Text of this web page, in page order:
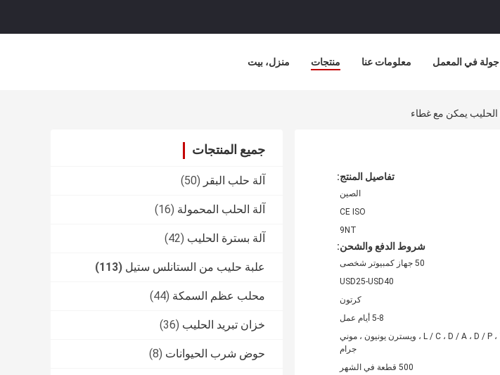
منزل، بيت منتجات معلومات عنا جولة في المعمل
جميع المنتجات
آلة حلب البقر (50)
آلة الحلب المحمولة (16)
آلة بسترة الحليب (42)
علبة حليب من الستانلس ستيل (113)
محلب عظم السمكة (44)
خزان تبريد الحليب (36)
حوض شرب الحيوانات (8)
تفاصيل المنتج:
الصين
CE ISO
9NT
شروط الدفع والشحن:
50 جهاز كمبيوتر شخصى
USD25-USD40
كرتون
5-8 أيام عمل
L / C ، D / A ، D / P ، T / T ، ويسترن يونيون ، موني
جرام
500 قطعة في الشهر